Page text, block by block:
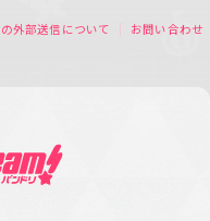
外部送信について お問い合わせ